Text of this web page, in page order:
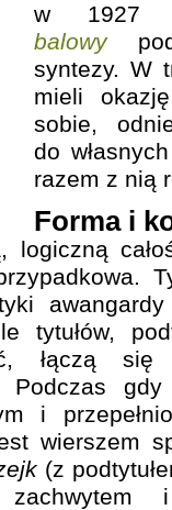
w
balowy
syntezy. W
mieli
sobie,
do
razem z nią
Forma i
logiczną
tytułów,
łączą się
Podczas
i
wierszem
(z